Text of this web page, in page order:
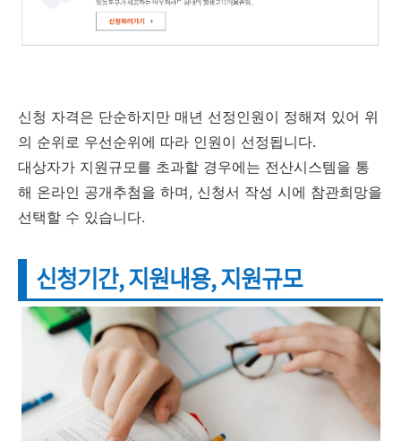
신청 자격은 단순하지만 매년 선정인원이 정해져 있어 위
의 순위로 우선순위에 따라 인원이 선정됩니다.
대상자가 지원규모를 초과할 경우에는 전산시스템을 통
해 온라인 공개추첨을 하며, 신청서 작성 시에 참관희망을
선택할 수 있습니다.
신청기간, 지원내용, 지원규모